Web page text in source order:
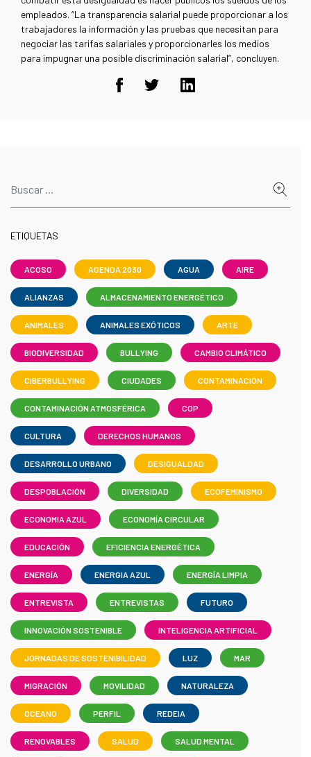
empleados. “La transparencia salarial puede proporcionar a los
trabajadores la información y las pruebas que necesitan para
negociar las tarifas salariales y proporcionarles los medios
para impugnar una posible discriminación salarial”, concluyen.
ETIQUETAS
ACOSO AGENDA 2030 AGUA AIRE
ALIANZAS ALMACENAMIENTO ENERGÉTICO
ANIMALES ANIMALES EXÓTICOS ARTE
BIODIVERSIDAD BULLYING CAMBIO CLIMÁTICO
CIBERBULLYING CIUDADES CONTAMINACIÓN
CONTAMINACIÓN ATMOSFÉRICA COP
CULTURA DERECHOS HUMANOS
DESARROLLO URBANO DESIGUALDAD
DESPOBLACIÓN DIVERSIDAD ECOFEMINISMO
ECONOMIA AZUL ECONOMÍA CIRCULAR
EDUCACIÓN EFICIENCIA ENERGÉTICA
ENERGÍA ENERGIA AZUL ENERGÍA LIMPIA
ENTREVISTA ENTREVISTAS FUTURO
INNOVACIÓN SOSTENIBLE INTELIGENCIA ARTIFICIAL
JORNADAS DE SOSTENIBILIDAD LUZ MAR
MIGRACIÓN MOVILIDAD NATURALEZA
OCEANO PERFIL REDEIA
RENOVABLES SALUD SALUD MENTAL